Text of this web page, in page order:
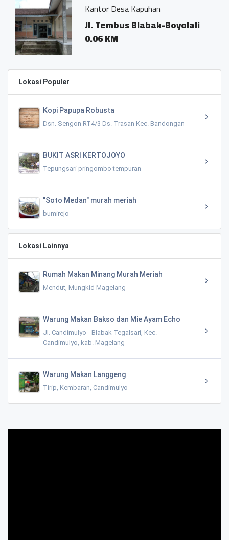
Kantor Desa Kapuhan
Jl. Tembus Blabak-Boyolali
0.06 KM
Lokasi Populer
Kopi Papupa Robusta
Dsn. Sengon RT4/3 Ds. Trasan Kec. Bandongan
BUKIT ASRI KERTOJOYO
Tepungsari pringombo tempuran
"Soto Medan" murah meriah
bumirejo
Lokasi Lainnya
Rumah Makan Minang Murah Meriah
Mendut, Mungkid Magelang
Warung Makan Bakso dan Mie Ayam Echo
Jl. Candimulyo - Blabak Tegalsari, Kec.
Candimulyo, kab. Magelang
Warung Makan Langgeng
Tirip, Kembaran, Candimulyo